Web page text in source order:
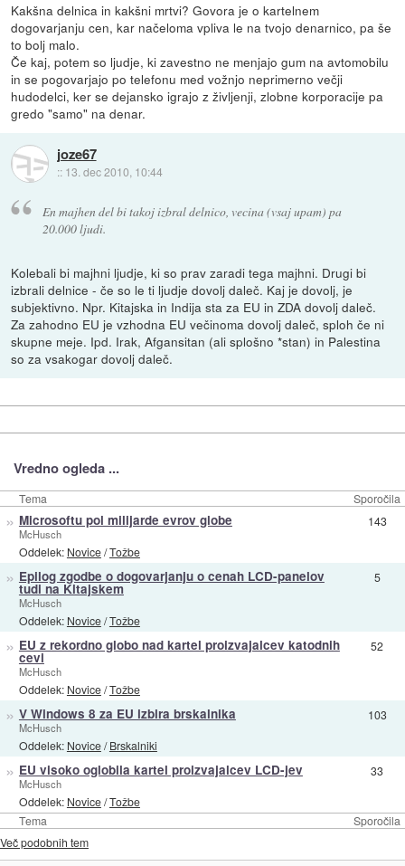
Kakšna delnica in kakšni mrtvi? Govora je o kartelnem
dogovarjanju cen, kar načeloma vpliva le na tvojo denarnico, pa še
to bolj malo.
Če kaj, potem so ljudje, ki zavestno ne menjajo gum na avtomobilu
in se pogovarjajo po telefonu med vožnjo neprimerno večji
hudodelci, ker se dejansko igrajo z življenji, zlobne korporacije pa
gredo "samo" na denar.
joze67
:: 13. dec 2010, 10:44
En majhen del bi takoj izbral delnico, vecina (vsaj upam) pa
20.000 ljudi.
Kolebali bi majhni ljudje, ki so prav zaradi tega majhni. Drugi bi
izbrali delnice - če so le ti ljudje dovolj daleč. Kaj je dovolj, je
subjektivno. Npr. Kitajska in Indija sta za EU in ZDA dovolj daleč.
Za zahodno EU je vzhodna EU večinoma dovolj daleč, sploh če ni
skupne meje. Ipd. Irak, Afgansitan (ali splošno *stan) in Palestina
so za vsakogar dovolj daleč.
Vredno ogleda ...
Tema Sporočila
Tema Sporočila
» Microsoftu pol milijarde evrov globe
McHusch
Oddelek: Novice/Tožbe
143
» Epilog zgodbe o dogovarjanju o cenah LCD-panelov
tudi na Kitajskem
McHusch
Oddelek: Novice/Tožbe
5
» EU z rekordno globo nad kartel proizvajalcev katodnih
cevi
McHusch
Oddelek: Novice/Tožbe
52
» V Windows 8 za EU izbira brskalnika
McHusch
Oddelek: Novice/Brskalniki
103
» EU visoko oglobila kartel proizvajalcev LCD-jev
McHusch
Oddelek: Novice/Tožbe
33
Več podobnih tem